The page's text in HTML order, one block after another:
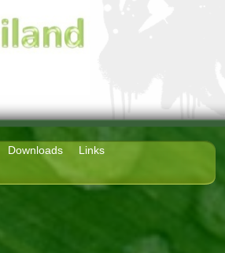
Downloads
Links